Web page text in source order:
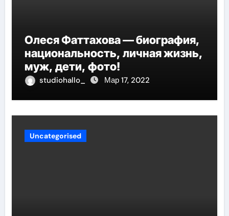
Олеся Фаттахова — биография,
национальность, личная жизнь,
муж, дети, фото!
studiohallo_ Мар 17, 2022
Uncategorised